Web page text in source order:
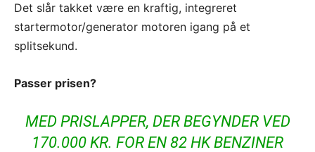
Det slår takket være en kraftig, integreret
startermotor/generator motoren igang på et
splitsekund.
Passer prisen?
MED PRISLAPPER, DER BEGYNDER VED
170.000 KR. FOR EN 82 HK BENZINER